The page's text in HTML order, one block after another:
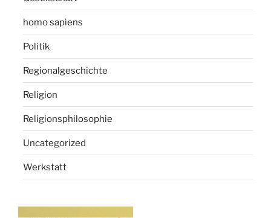
homo sapiens
Politik
Regionalgeschichte
Religion
Religionsphilosophie
Uncategorized
Werkstatt